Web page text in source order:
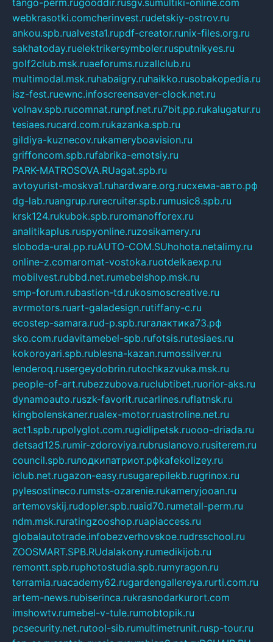
webkrasotki.comcherinvest.rudetskiy-ostrov.ru
ankou.spb.rualvesta1.rupdf-creator.runix-files.org.ru
sakhatoday.ruelektrikersymboler.rusputnikyes.ru
golf2club.msk.ruaeforums.ruzallclub.ru
multimodal.msk.ruhabaigry.ruhaikko.rusobakopedia.ru
isz-fest.ruewnc.infoscreensaver-clock.net.ru
volnav.spb.rucomnat.runpf.net.ru7bit.pp.rukalugatur.ru
tesiaes.rucard.com.rukazanka.spb.ru
gildiya-kuznecov.rukameryboavision.ru
griffoncom.spb.rufabrika-emotsiy.ru
PARK-MATROSOVA.RUagat.spb.ru
avtoyurist-moskva1.ruhardware.org.ruсхема-авто.рф
dg-lab.ruangrup.rurecruiter.spb.rumusic8.spb.ru
krsk124.rukubok.spb.ruromanofforex.ru
analitikaplus.ruspyonline.ruzosikamery.ru
sloboda-ural.pp.ruAUTO-COM.SUhohota.netalimy.ru
online-z.comaromat-vostoka.ruotdelkaexp.ru
mobilvest.rubbd.net.rumebelshop.msk.ru
smp-forum.rubastion-td.rukosmoscreative.ru
avrmotors.ruart-galadesign.rutiffany-c.ru
ecostep-samara.rud-p.spb.ruгалактика73.рф
sko.com.rudavitamebel-spb.rufotsis.rutesiaes.ru
kokoroyari.spb.rublesna-kazan.rumossilver.ru
lenderoq.rusergeydobrin.rutochkazvuka.msk.ru
people-of-art.rubezzubova.ruclubtibet.ruorior-aks.ru
dynamoauto.ruszk-favorit.rucarlines.ruflatnsk.ru
kingbolenskaner.rualex-motor.ruastroline.net.ru
act1.spb.rupolyglot.com.rugidlipetsk.ruooo-driada.ru
detsad125.rumir-zdoroviya.rubruslanovo.rusiterem.ru
council.spb.ruлодкипатриот.рфkafekolizey.ru
iclub.net.rugazon-easy.rusugarepilekb.rugrinox.ru
pylesostineco.rumsts-ozarenie.rukameryjooan.ru
artemovskij.rudopler.spb.ruaid70.rumetall-perm.ru
ndm.msk.ruratingzooshop.ruapiaccess.ru
globalautotrade.infobezverhovskoe.rudrsschool.ru
ZOOSMART.SPB.RUdalakony.rumedikijob.ru
remontt.spb.ruphotostudia.spb.rumyragon.ru
terramia.ruacademy62.rugardengallereya.rurti.com.ru
artem-news.rubiserinca.rukrasnodarkurort.com
imshowtv.rumebel-v-tule.rumobtopik.ru
pcsecurity.net.rutool-sib.rumultimetrunit.rusp-tour.ru